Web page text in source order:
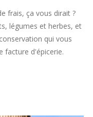
frais, ça vous dirait ?
légumes et herbes, et
qui vous
facture d'épicerie.